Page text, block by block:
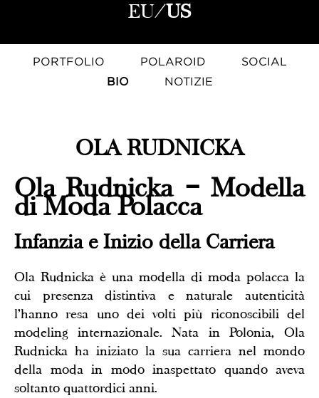
EU/US
PORTFOLIO POLAROID
SOCIAL
BIO
NOTIZIE
OLA RUDNICKA
Ola Rudnicka – Modella
di Moda Polacca
Infanzia e Inizio della Carriera
Ola Rudnicka è una modella di moda polacca la
cui presenza distintiva e naturale autenticità
l’hanno resa uno dei volti più riconoscibili del
modeling internazionale. Nata in Polonia, Ola
Rudnicka ha iniziato la sua carriera nel mondo
della moda in modo inaspettato quando aveva
soltanto quattordici anni.